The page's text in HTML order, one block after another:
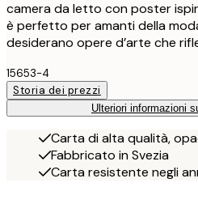
camera da letto con poster
è perfetto per amanti della
desiderano opere d’arte che
15653-4
Storia dei prezzi
Ulteriori informazioni
Carta di alta qualità,
Fabbricato in Svezia
Carta resistente negli